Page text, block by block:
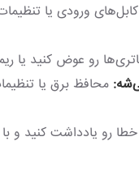
کابل‌های ورودی یا
رو عوض کنید یا
محافظ برق یا
رو یادداشت کنید و